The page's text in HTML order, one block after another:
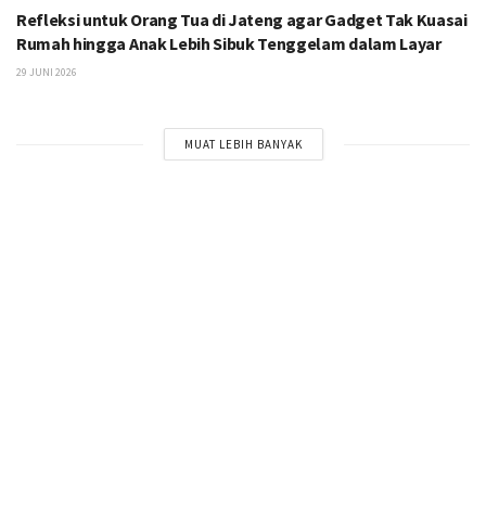
Refleksi untuk Orang Tua di Jateng agar Gadget Tak Kuasai
Rumah hingga Anak Lebih Sibuk Tenggelam dalam Layar
29 JUNI 2026
MUAT LEBIH BANYAK